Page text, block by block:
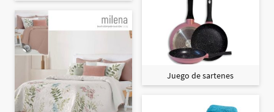
Juego de sartenes